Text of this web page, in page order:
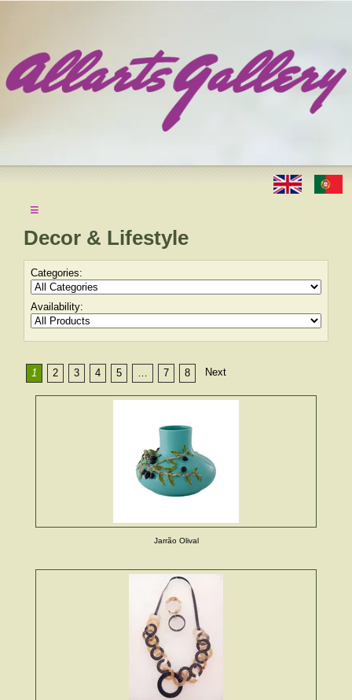
≡
Decor & Lifestyle
Categories:
Availability:
1 2 3 4 5 … 7 8 Next
Jarrão Olival